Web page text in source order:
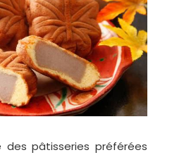
des pâtisseries préférées